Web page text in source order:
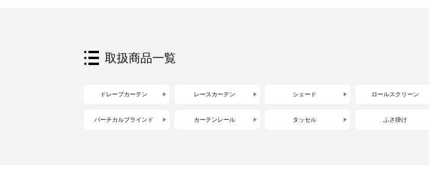
取扱商品一覧
ドレープカーテン レースカーテン シェード ロールスクリーン
バーチカルブラインド カーテンレール タッセル ふさ掛け